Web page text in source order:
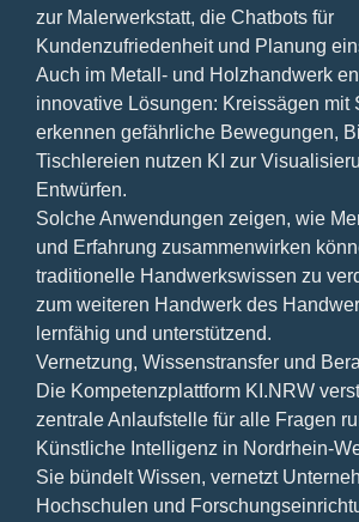
zur Malerwerkstatt, die Chatbots für
Kundenzufriedenheit und Planung
Auch im Metall- und Holzhandwerk
innovative Lösungen: Kreissägen mit
erkennen gefährliche Bewegungen,
Tischlereien nutzen KI zur
Entwürfen.
Solche Anwendungen zeigen, wie
und Erfahrung zusammenwirken
traditionelle Handwerkswissen zu
zum weiteren Handwerk des
lernfähig und unterstützend.
Vernetzung, Wissenstransfer und
Die Kompetenzplattform KI.NRW
zentrale Anlaufstelle für alle Fragen
Künstliche Intelligenz in Nordrhein-
Sie bündelt Wissen, vernetzt
Hochschulen und